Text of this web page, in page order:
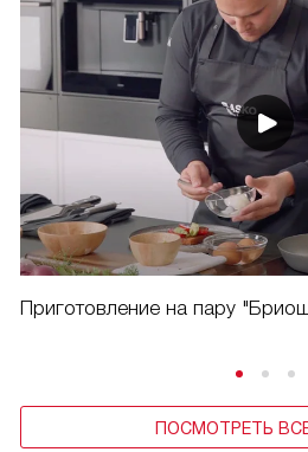
Приготовление на пару
ПОСМОТРЕТЬ